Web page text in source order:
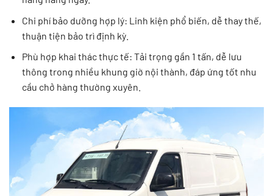
Chi phí bảo dưỡng hợp lý: Linh kiện phổ biến, dễ thay thế,
thuận tiện bảo trì định kỳ.
Phù hợp khai thác thực tế: Tải trọng gần 1 tấn, dễ lưu
thông trong nhiều khung giờ nội thành, đáp ứng tốt nhu
cầu chở hàng thường xuyên.